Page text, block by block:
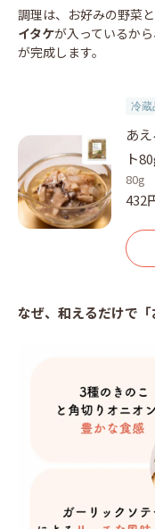
調理は、お好みの野菜
イタケが入っているか
が完成します。
冷蔵
あ
ト
80g
432
なぜ、和えるだけで